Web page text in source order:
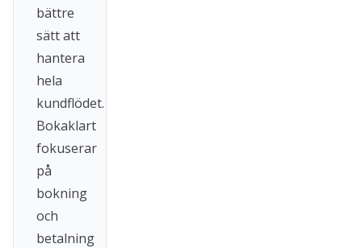
bättre
sätt att
hantera
hela
kundflödet.
Bokaklart
fokuserar
på
bokning
och
betalning